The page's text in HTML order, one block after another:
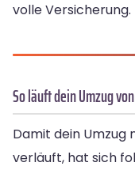
volle Versicherung.
So läuft dein Umzug
Damit dein Umzug
verläuft, hat sich